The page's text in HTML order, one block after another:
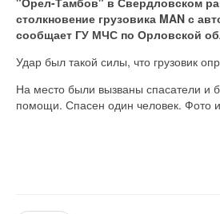
столкновение грузовика MAN с
сообщает ГУ МЧС по Орловской
Удар был такой силы, что грузовик
На место были вызваны спасатели и
помощи. Спасен один человек. Фото